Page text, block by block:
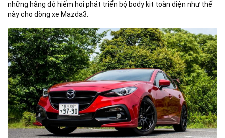
những hãng độ hiếm hoi phát triển bộ body kit toàn diện như thế
này cho dòng xe Mazda3.